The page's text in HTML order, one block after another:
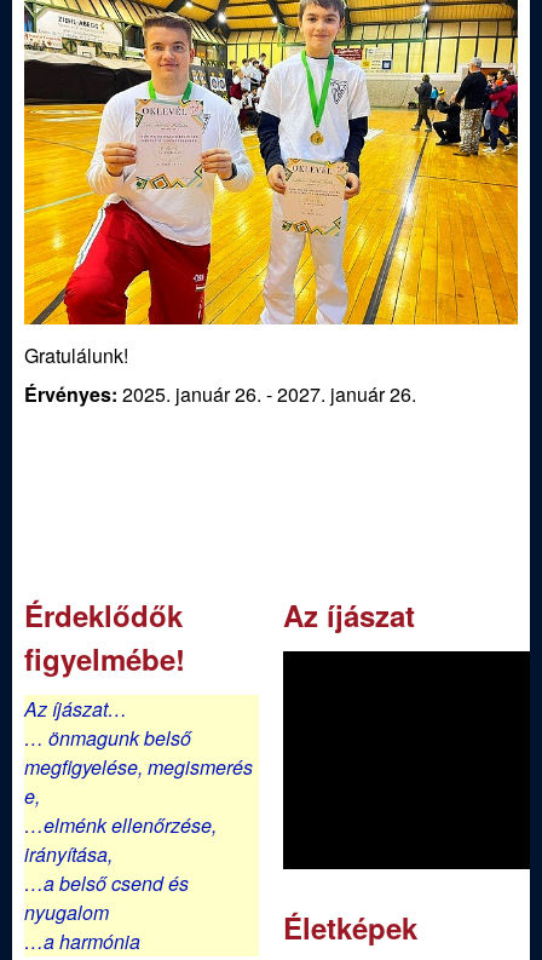
t
Gratulálunk!
Érvényes: 2025. január 26. -2027. január 26.
Érdeklődők
figyelmébe!
Az íjászat…
… önmagunk belső
megfigyelése, megismerés
e,
…elménk ellenőrzése,
irányítása,
…a belső csend és
nyugalom
…a harmónia
Az íjászat
Életképek